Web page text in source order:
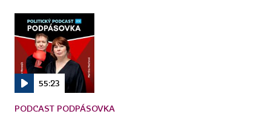
55:23
PODCAST PODPÁSOVKA